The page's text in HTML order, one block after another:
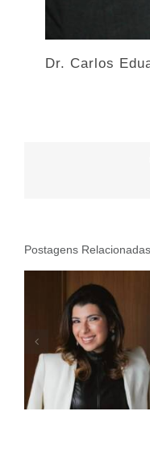
Dr. Carlos
Postagens Relacionadas